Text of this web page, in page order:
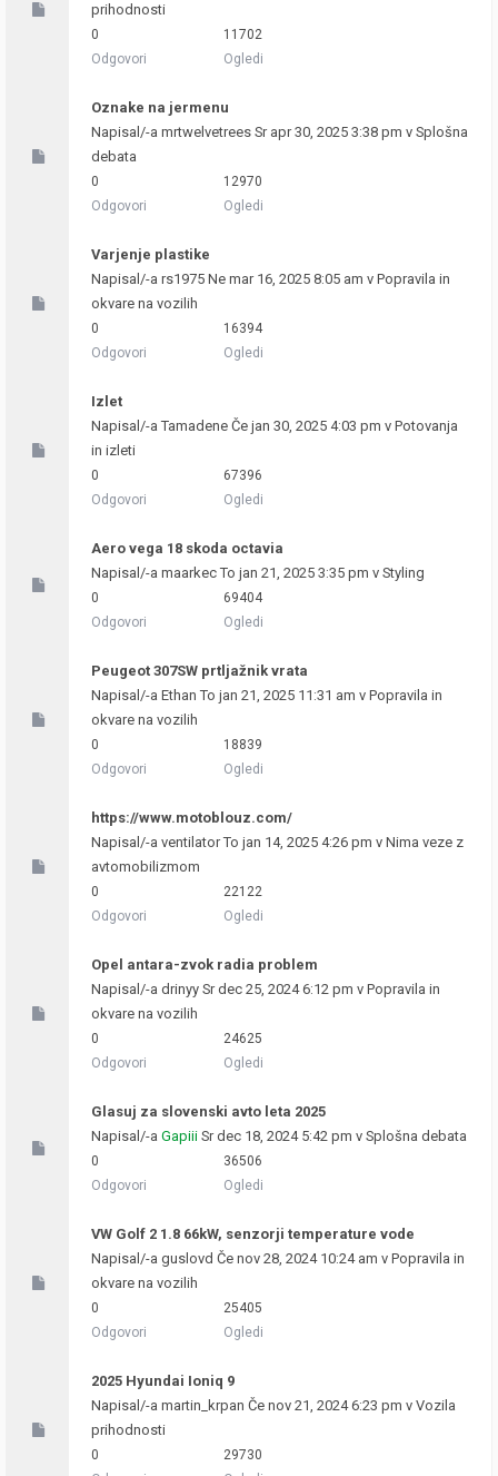
prihodnosti
0
Odgovori
11702
Ogledi
Oznake na jermenu
Napisal/-a mrtwelvetrees Sr apr 30, 2025 3:38 pm v Splošna
debata
0
Odgovori
12970
Ogledi
Varjenje plastike
Napisal/-a rs1975 Ne mar 16, 2025 8:05 am v Popravila in
okvare na vozilih
0
Odgovori
16394
Ogledi
Izlet
Napisal/-aTamadene Če jan 30, 2025 4:03 pm v Potovanja
in izleti
0
Odgovori
67396
Ogledi
Aero vega 18 skoda octavia
Napisal/-a maarkecTo jan 21, 2025 3:35 pm v Styling
0
Odgovori
69404
Ogledi
Peugeot 307SW prtljažnik vrata
Napisal/-a Ethan To jan 21, 2025 11:31 am v Popravila in
okvare na vozilih
0
Odgovori
18839
Ogledi
https://www.motoblouz.com/
Napisal/-a ventilatorTo jan 14, 2025 4:26 pm v Nima veze z
avtomobilizmom
0
Odgovori
22122
Ogledi
Opel antara-zvok radia problem
Napisal/-a drinyy Sr dec 25, 2024 6:12 pm v Popravila in
okvare na vozilih
0
Odgovori
24625
Ogledi
Glasuj za slovenski avto leta 2025
Napisal/-a Gapiii Sr dec 18, 2024 5:42 pm v Splošna debata
0
Odgovori
36506
Ogledi
VW Golf 2 1.8 66kW, senzorji temperature vode
Napisal/-a guslovd Če nov 28, 2024 10:24 am v Popravila in
okvare na vozilih
0
Odgovori
25405
Ogledi
2025 Hyundai Ioniq 9
Napisal/-a martin_krpan Če nov 21, 2024 6:23 pm v Vozila
prihodnosti
0
29730